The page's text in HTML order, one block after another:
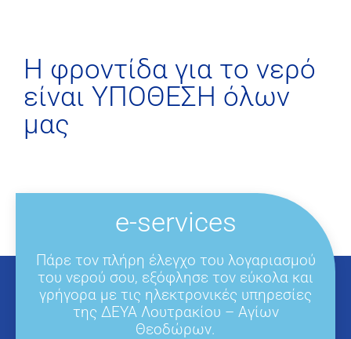
H φροντίδα για το νερό
είναι ΥΠΟΘΕΣΗ όλων
μας
e-services
Πάρε τον πλήρη έλεγχο του λογαριασμού
του νερού σου, εξόφλησε τον εύκολα και
γρήγορα με τις ηλεκτρονικές υπηρεσίες
της ΔΕΥΑ Λουτρακίου – Αγίων
Θεοδώρων.